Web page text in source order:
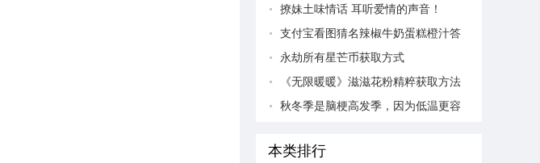
撩妹土味情话 耳听爱情的声音！
支付宝看图猜名辣椒牛奶蛋糕橙汁答
案分享
永劫所有星芒币获取方式
《无限暖暖》滋滋花粉精粹获取方法
秋冬季是脑梗高发季，因为低温更容
本类排行